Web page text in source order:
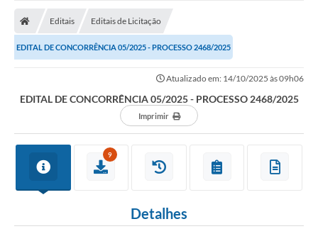
Editais Editais de Licitação
EDITAL DE CONCORRÊNCIA 05/2025 - PROCESSO 2468/2025
Atualizado em: 14/10/2025 às 09h06
EDITAL DE CONCORRÊNCIA 05/2025 - PROCESSO 2468/2025
Imprimir
9
Detalhes